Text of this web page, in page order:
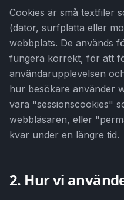
Cookies är små textfiler
(dator, surfplatta eller
webbplats. De används
fungera korrekt, för att
användarupplevelsen
hur besökare använder
vara "sessionscookies"
webbläsaren, eller
kvar under en längre tid.
2. Hur vi